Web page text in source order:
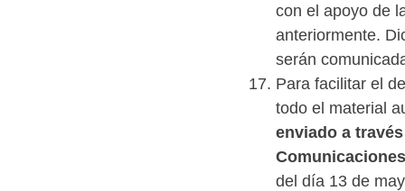
con el apoyo de
anteriormente.
serán
Para facilitar el
todo el material
enviado a
del día 13 de